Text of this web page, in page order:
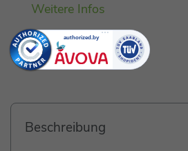
Weitere Infos
Beschreibung